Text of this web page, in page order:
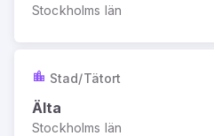
Stockholms län
Stad/Tätort
Älta
Stockholms län